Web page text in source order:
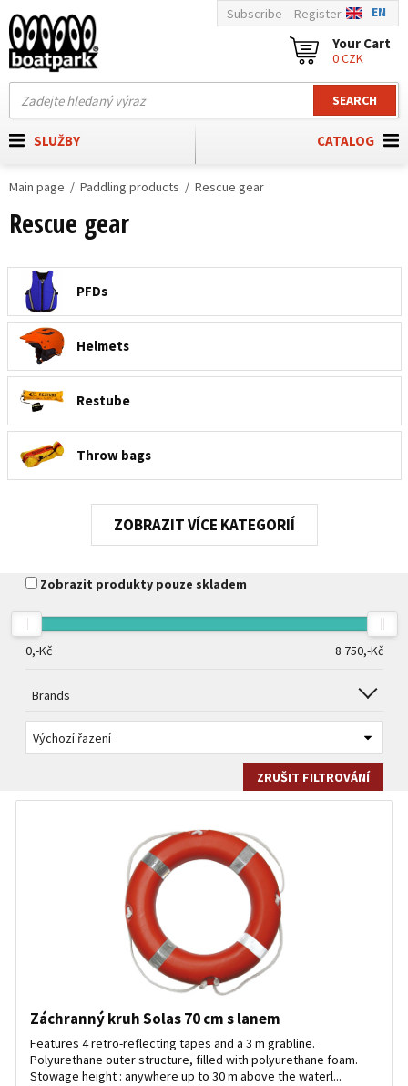
SEARCH
Subscribe Register EN
Your Cart
0 CZK
CATALOG
SLUŽBY
Main page Paddling products Rescue gear
Rescue gear
PFDs
Helmets
Restube
Throw bags
Turistické lékárničky
Rescue aids
Elbow pads
KATEGORIÍ
Zobrazit produkty pouze skladem
0,-Kč 8 750,-Kč
Brands
ZRUŠIT FILTROVÁNÍ
Záchranný kruh Solas 70 cm s lanem
Features 4 retro-reflecting tapes and a 3 m grabline.
Polyurethane outer structure, filled with polyurethane foam.
Stowage height : anywhere up to 30 m above the waterl...